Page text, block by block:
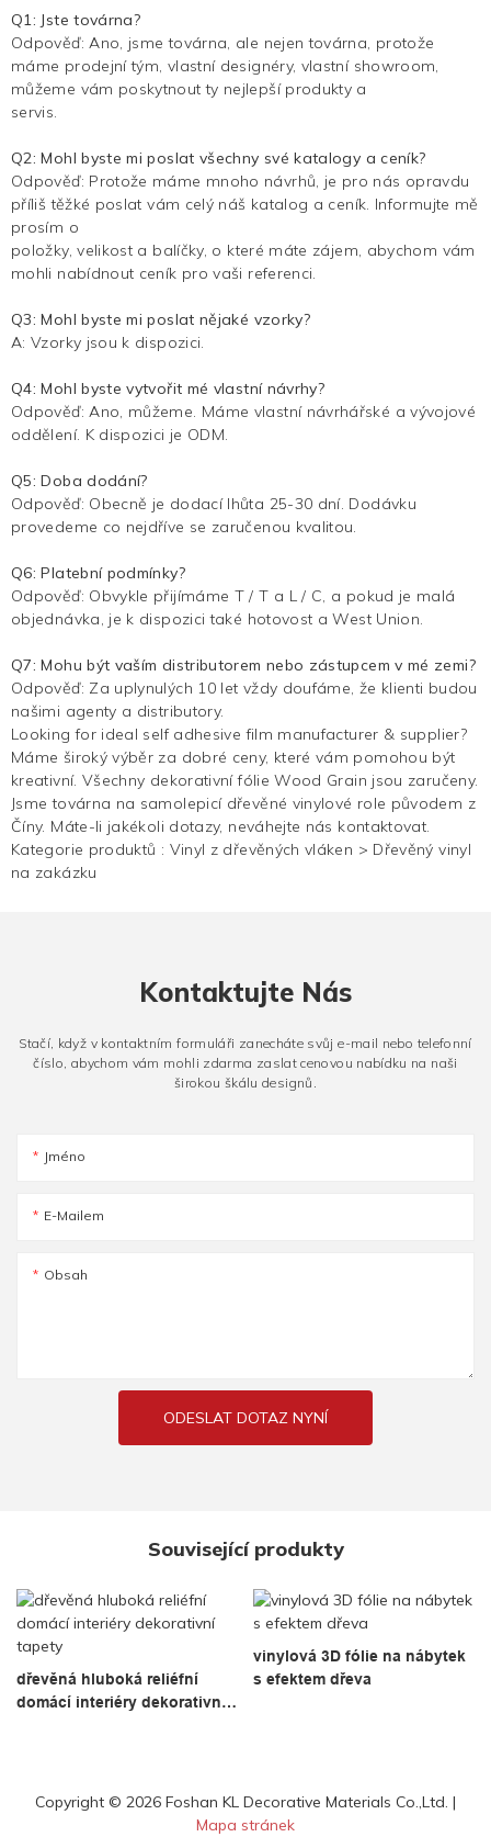
Q1: Jste továrna?
Odpověď: Ano, jsme továrna, ale nejen továrna, protože
máme prodejní tým, vlastní designéry, vlastní showroom,
můžeme vám poskytnout ty nejlepší produkty a
servis.
Q2: Mohl byste mi poslat všechny své katalogy a ceník?
Odpověď: Protože máme mnoho návrhů, je pro nás opravdu
příliš těžké poslat vám celý náš katalog a ceník. Informujte mě
prosím o
položky, velikost a balíčky, o které máte zájem, abychom vám
mohli nabídnout ceník pro vaši referenci.
Q3: Mohl byste mi poslat nějaké vzorky?
A: Vzorky jsou k dispozici.
Q4: Mohl byste vytvořit mé vlastní návrhy?
Odpověď: Ano, můžeme. Máme vlastní návrhářské a vývojové
oddělení. K dispozici je ODM.
Q5: Doba dodání?
Odpověď: Obecně je dodací lhůta 25-30 dní. Dodávku
provedeme co nejdříve se zaručenou kvalitou.
Q6: Platební podmínky?
Odpověď: Obvykle přijímáme T / T a L / C, a pokud je malá
objednávka, je k dispozici také hotovost a West Union.
Q7: Mohu být vaším distributorem nebo zástupcem v mé zemi?
Odpověď: Za uplynulých 10 let vždy doufáme, že klienti budou
našimi agenty a distributory.
Looking for ideal self adhesive film manufacturer & supplier?
Máme široký výběr za dobré ceny, které vám pomohou být
kreativní. Všechny dekorativní fólie Wood Grain jsou zaručeny.
Jsme továrna na samolepicí dřevěné vinylové role původem z
Číny. Máte-li jakékoli dotazy, neváhejte nás kontaktovat.
Kategorie produktů : Vinyl z dřevěných vláken > Dřevěný vinyl
na zakázku
Kontaktujte Nás
Stačí, když v kontaktním formuláři zanecháte svůj e-mail nebo telefonní
číslo, abychom vám mohli zdarma zaslat cenovou nabídku na naši
širokou škálu designů.
Jméno
E-Mailem
Obsah
ODESLAT DOTAZ NYNÍ
Související produkty
dřevěná hluboká reliéfní
domácí interiéry dekorativní
vinylová 3D fólie na nábytek
s efektem dřeva
Copyright © 2026 Foshan KL Decorative Materials Co.,Ltd. |
Mapa stránek